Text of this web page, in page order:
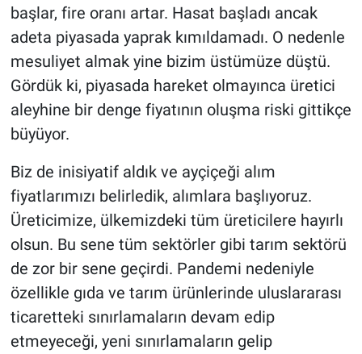
başlar, fire oranı artar. Hasat başladı ancak
adeta piyasada yaprak kımıldamadı. O nedenle
mesuliyet almak yine bizim üstümüze düştü.
Gördük ki, piyasada hareket olmayınca üretici
aleyhine bir denge fiyatının oluşma riski gittikçe
büyüyor.
Biz de inisiyatif aldık ve ayçiçeği alım
fiyatlarımızı belirledik, alımlara başlıyoruz.
Üreticimize, ülkemizdeki tüm üreticilere hayırlı
olsun. Bu sene tüm sektörler gibi tarım sektörü
de zor bir sene geçirdi. Pandemi nedeniyle
özellikle gıda ve tarım ürünlerinde uluslararası
ticaretteki sınırlamaların devam edip
etmeyeceği, yeni sınırlamaların gelip